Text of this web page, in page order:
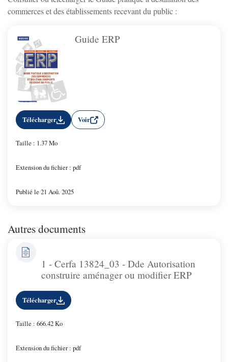
commerces et des établissements recevant du public :
Guide ERP
Télécharger Voir
Taille : 1.37 Mo
Extension du fichier : pdf
Publié le 21 Aoû. 2025
Autres documents
1 - Cerfa 13824_03 - Dde Autorisation
construire aménager ou modifier ERP
Télécharger
Taille : 666.42 Ko
Extension du fichier : pdf